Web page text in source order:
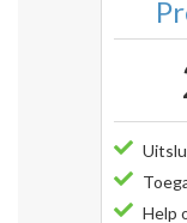
Help